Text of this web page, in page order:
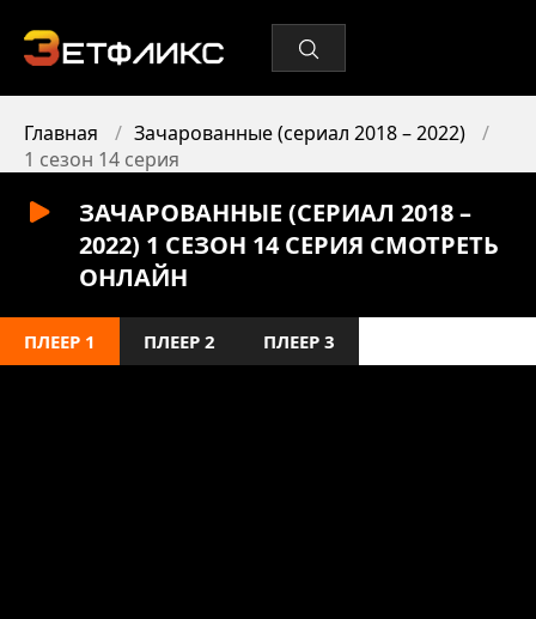
Главная
Зачарованные (сериал 2018 – 2022)
1 сезон 14 серия
ЗАЧАРОВАННЫЕ (СЕРИАЛ 2018 –
2022) 1 СЕЗОН 14 СЕРИЯ СМОТРЕТЬ
ОНЛАЙН
ПЛЕЕР 1 ПЛЕЕР 2 ПЛЕЕР 3